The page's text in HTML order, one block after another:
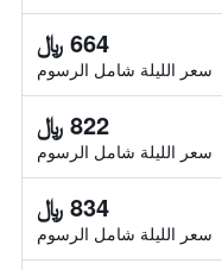
664 ﷼
سعر الليلة شامل الرسوم
822 ﷼
سعر الليلة شامل الرسوم
834 ﷼
سعر الليلة شامل الرسوم